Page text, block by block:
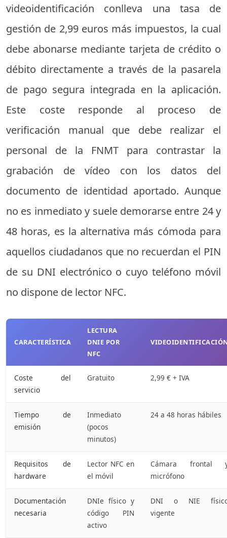
videoidentificación conlleva una tasa de
gestión de 2,99 euros más impuestos, la cual
debe abonarse mediante tarjeta de crédito o
débito directamente a través de la pasarela
de pago segura integrada en la aplicación.
Este coste responde al proceso de
verificación manual que debe realizar el
personal de la FNMT para contrastar la
grabación de vídeo con los datos del
documento de identidad aportado. Aunque
no es inmediato y suele demorarse entre 24 y
48 horas, es la alternativa más cómoda para
aquellos ciudadanos que no recuerdan el PIN
de su DNI electrónico o cuyo teléfono móvil
no dispone de lector NFC.
CARACTERÍSTICA
LECTURA
DNIE POR
NFC
Coste del
servicio
Gratuito 2,99 € + IVA
Tiempo de
emisión
Inmediato
(pocos
minutos)
24 a 48 horas hábiles
Requisitos de
hardware
Lector NFC en
el móvil
Cámara frontal
micrófono
Documentación
necesaria
DNIe físico y
código PIN
activo
DNI o NIE
vigente